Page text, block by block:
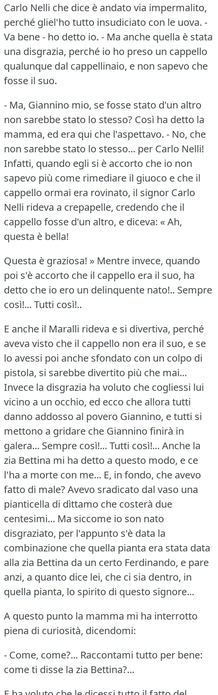
Carlo Nelli che dice è andato via impermalito,
perché gliel'ho tutto insudiciato con le uova. -
Va bene - ho detto io. - Ma anche quella è stata
una disgrazia, perché io ho preso un cappello
qualunque dal cappellinaio, e non sapevo che
fosse il suo.
- Ma, Giannino mio, se fosse stato d'un altro
non sarebbe stato lo stesso? Così ha detto la
mamma, ed era qui che l'aspettavo. - No, che
non sarebbe stato lo stesso... per Carlo Nelli!
Infatti, quando egli si è accorto che io non
sapevo più come rimediare il giuoco e che il
cappello ormai era rovinato, il signor Carlo
Nelli rideva a crepapelle, credendo che il
cappello fosse d'un altro, e diceva: « Ah,
questa è bella!
Questa è graziosa! » Mentre invece, quando
poi s'è accorto che il cappello era il suo, ha
detto che io ero un delinquente nato!.. Sempre
così!... Tutti così!..
E anche il Maralli rideva e si divertiva, perché
aveva visto che il cappello non era il suo, e se
lo avessi poi anche sfondato con un colpo di
pistola, si sarebbe divertito più che mai...
Invece la disgrazia ha voluto che cogliessi lui
vicino a un occhio, ed ecco che allora tutti
danno addosso al povero Giannino, e tutti si
mettono a gridare che Giannino finirà in
galera... Sempre così!... Tutti così!... Anche la
zia Bettina mi ha detto a questo modo, e ce
l'ha a morte con me... E, in fondo, che avevo
fatto di male?Avevo sradicato dal vaso una
pianticella di dìttamo che costerà due
centesimi... Ma siccome io son nato
disgraziato, per l'appunto s'è data la
combinazione che quella pianta era stata data
alla zia Bettina da un certo Ferdinando, e pare
anzi, a quanto dice lei, che ci sia dentro, in
quella pianta, lo spirito di questo signore...
A questo punto la mamma mi ha interrotto
piena di curiosità, dicendomi:
- Come, come?... Raccontami tutto per bene:
come ti disse la zia Bettina?...